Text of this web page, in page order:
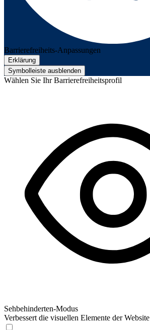
Barrierefreiheits-Anpassungen
Erklärung
Symbolleiste ausblenden
Wählen Sie Ihr Barrierefreiheitsprofil
Sehbehinderten-Modus
Verbessert die visuellen Elemente der Website